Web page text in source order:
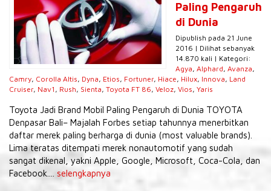
Paling Pengaruh
di Dunia
Dipublish pada 21 June
2016 | Dilihat sebanyak
14.870 kali | Kategori:
Agya, Alphard, Avanza,
Camry, Corolla Altis, Dyna, Etios, Fortuner, Hiace, Hilux, Innova, Land
Cruiser, Nav1 , Rush, Sienta, Toyota FT 86, Veloz, Vios, Yaris
Toyota Jadi Brand Mobil Paling Pengaruh di Dunia TOYOTA
Denpasar Bali– Majalah Forbes setiap tahunnya menerbitkan
daftar merek paling berharga di dunia (most valuable brands).
Lima teratas ditempati merek nonautomotif yang sudah
sangat dikenal, yakni Apple, Google, Microsoft, Coca-Cola, dan
Facebook.... selengkapnya